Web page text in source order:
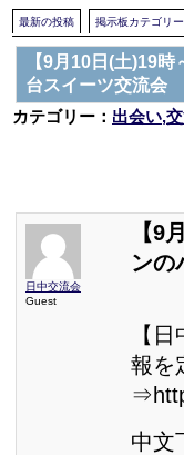
最新の投稿 掲示板カテゴリ
【9月10日(土)19
台スイーツ交流会
カテゴリー： 出会い,
日中交流会
Guest
【9
ンの
【
報を
中文